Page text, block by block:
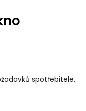
spotřebitele.